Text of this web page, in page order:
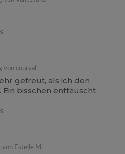
von courval
gefreut, als ich den
bisschen enttäuscht
von Estelle M.